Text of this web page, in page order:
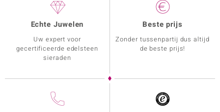
Echte Juwelen
Uw expert voor
gecertificeerde edelsteen
sieraden
Beste prijs
Zonder tussenpartij dus altijd
de beste prijs!